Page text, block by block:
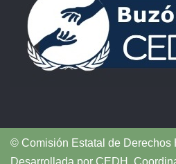
© Comisión Estatal de Derechos
Desarrollada por CEDH